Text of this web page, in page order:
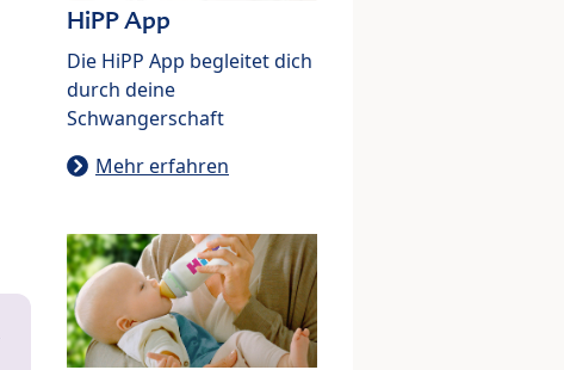
HiPP App
Die HiPP App begleitet dich
durch deine
Schwangerschaft
Mehr erfahren